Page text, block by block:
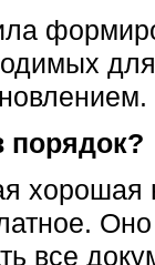
порядок?
хорошая
все